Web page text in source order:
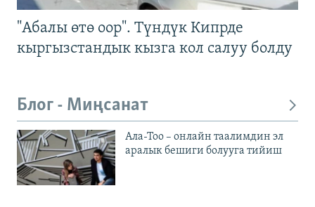
"Абалы өтө оор". Түндүк Кипрде
кыргызстандык кызга кол салуу болду
Блог - Миңсанат
Ала-Тоо – онлайн таалимдин эл
аралык бешиги болууга тийиш